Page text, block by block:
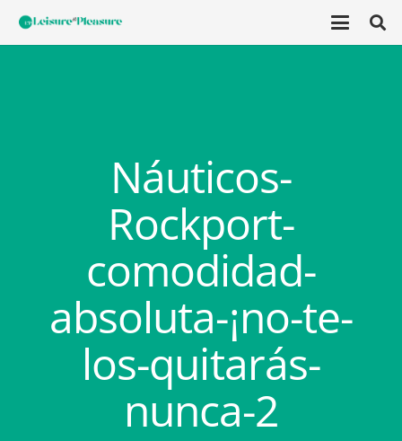
Náuticos-
Rockport-
comodidad-
absoluta-¡no-te-
los-quitarás-
nunca-2